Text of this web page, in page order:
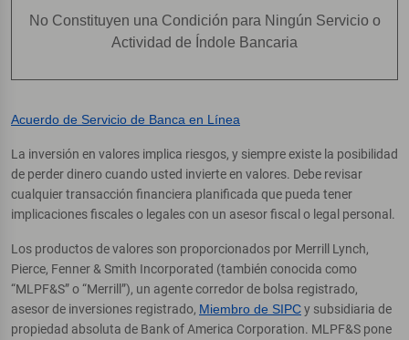
No Constituyen una Condición para Ningún Servicio o
Actividad de Índole Bancaria
Acuerdo de Servicio de Banca en Línea
La inversión en valores implica riesgos, y siempre existe la posibilidad
de perder dinero cuando usted invierte en valores. Debe revisar
cualquier transacción financiera planificada que pueda tener
implicaciones fiscales o legales con un asesor fiscal o legal personal.
Los productos de valores son proporcionados por Merrill Lynch,
Pierce, Fenner & Smith Incorporated (también conocida como
“MLPF&S” o “Merrill”), un agente corredor de bolsa registrado,
asesor de inversiones registrado, Miembro de SIPCy subsidiaria de
propiedad absoluta de Bank of America Corporation. MLPF&S pone